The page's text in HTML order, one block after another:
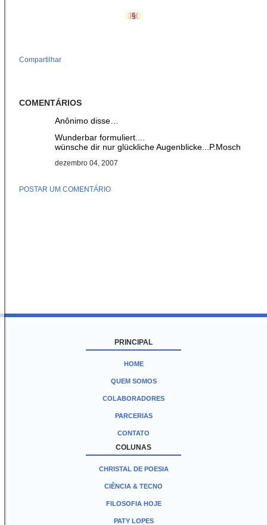
))§((
Compartilhar
COMENTÁRIOS
Anônimo disse…
Wunderbar formuliert....
wünsche dir nur glückliche Augenblicke...P.Mosch
dezembro 04, 2007
POSTAR UM COMENTÁRIO
PRINCIPAL
HOME
QUEM SOMOS
COLABORADORES
PARCERIAS
CONTATO
COLUNAS
CHRISTAL DE POESIA
CIÊNCIA & TECNO
FILOSOFIA HOJE
PATY LOPES